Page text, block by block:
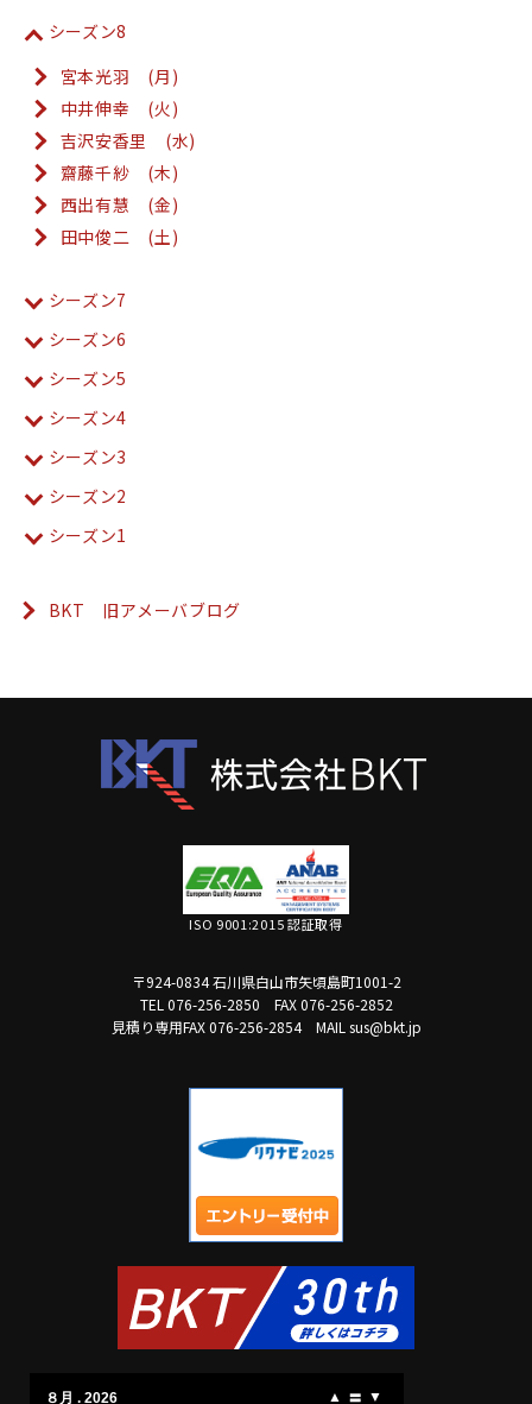
シーズン8
宮本光羽 (月)
中井伸幸 (火)
吉沢安香里 (水)
齋藤千紗 (木)
西出有慧 (金)
田中俊二 (土)
シーズン7
シーズン6
シーズン5
シーズン4
シーズン3
シーズン2
シーズン1
BKT 旧アメーバブログ
ISO 9001:2015 認証取得
〒924-0834 石川県白山市矢頃島町1001-2
TEL 076-256-2850
FAX 076-256-2852
見積り専用FAX 076-256-2854
MAIL sus@bkt.jp